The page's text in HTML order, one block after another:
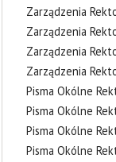
Zarządzenia
Zarządzenia
Zarządzenia
Zarządzenia
Pisma Okólne
Pisma Okólne
Pisma Okólne
Pisma Okólne